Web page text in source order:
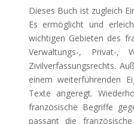
Dieses Buch ist zugleich
Es ermöglicht und
wichtigen Gebieten des
Verwaltungs-, Privat-,
Zivilverfassungsrechts.
einem weiterführenden
Texte angeregt.
französische Begriffe
passant die